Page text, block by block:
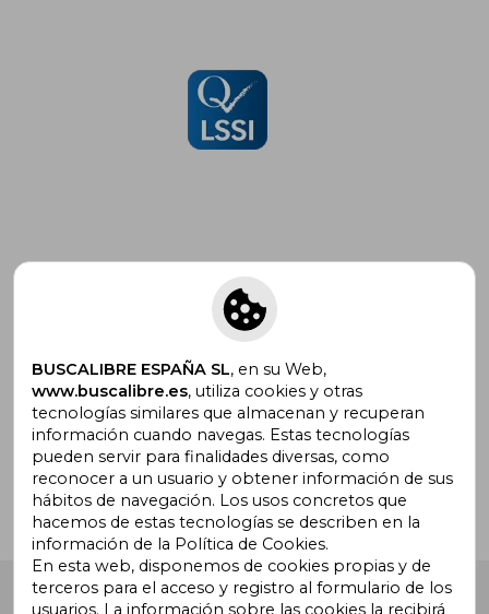
Suscríbete para recibir ofertas y
promociones
¿Necesitas ayuda?
Buscalibre España . Calle Energía, 65, Nave 3 (08940),
Cornellà de Llobregat, Barcelona. Derechos Reservados.
BUSCALIBRE ESPAÑA SL, en su Web,
www.buscalibre.es, utiliza cookies y otras
tecnologías similares que almacenan y recuperan
información cuando navegas. Estas tecnologías
pueden servir para finalidades diversas, como
reconocer a un usuario y obtener información de sus
hábitos de navegación. Los usos concretos que
hacemos de estas tecnologías se describen en la
información de la Política de Cookies.
En esta web, disponemos de cookies propias y de
terceros para el acceso y registro al formulario de los
usuarios. La información sobre las cookies la recibirá